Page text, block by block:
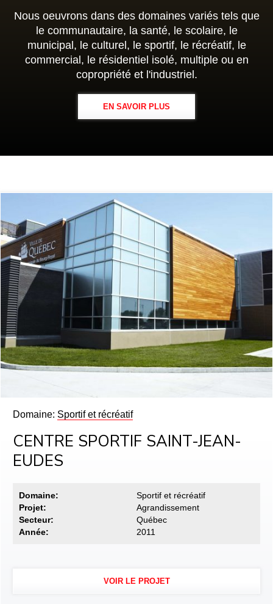
Nous oeuvrons dans des domaines variés tels que
le communautaire, la santé, le scolaire, le
municipal, le culturel, le sportif, le récréatif, le
commercial, le résidentiel isolé, multiple ou en
copropriété et l'industriel.
EN SAVOIR PLUS
Domaine: Sportif et récréatif
CENTRE SPORTIF SAINT-JEAN-
EUDES
Domaine:
Sportif et récréatif
Projet:
Agrandissement
Secteur:
Québec
Année:
2011
VOIR LE PROJET